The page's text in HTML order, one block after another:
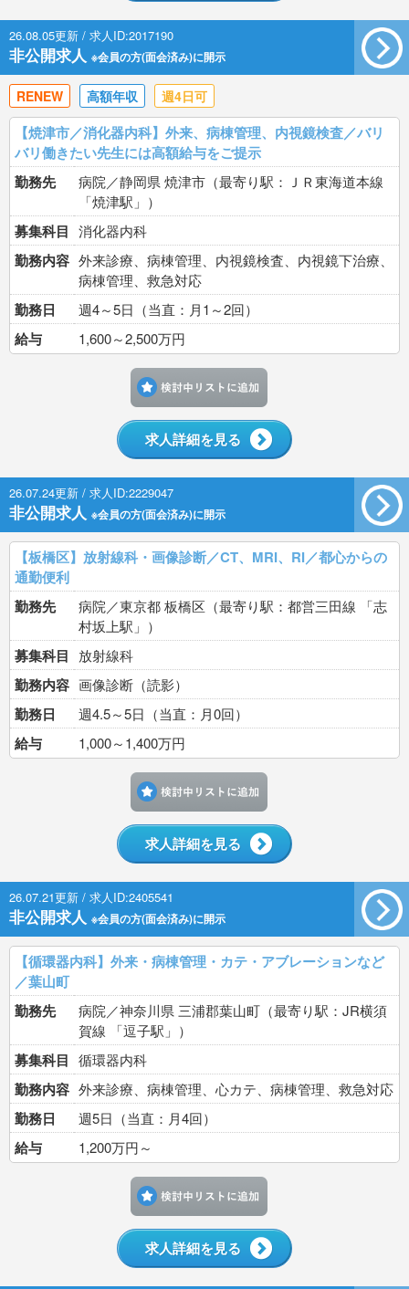
26.08.05更新 / 求人ID:2017190
非公開求人 ※会員の方(面会済み)に開示
RENEW 高額年収 週4日可
【焼津市／消化器内科】外来、病棟管理、内視鏡検査／バリ
バリ働きたい先生には高額給与をご提示
勤務先
病院／静岡県 焼津市（最寄り駅：ＪＲ東海道本線
「焼津駅」）
募集科目 消化器内科
勤務内容 外来診療、病棟管理、内視鏡検査、内視鏡下治療、
病棟管理、救急対応
勤務日 週4～5日（当直：月1～2回）
給与 1,600～2,500万円
求人詳細を見る
26.07.24更新 / 求人ID:2229047
非公開求人 ※会員の方(面会済み)に開示
【板橋区】放射線科・画像診断／CT、MRI、RI／都心からの
通勤便利
勤務先
病院／東京都 板橋区（最寄り駅：都営三田線 「志
村坂上駅」）
募集科目 放射線科
勤務内容 画像診断（読影）
勤務日 週4.5～5日（当直：月0回）
給与 1,000～1,400万円
求人詳細を見る
26.07.21更新 / 求人ID:2405541
非公開求人 ※会員の方(面会済み)に開示
【循環器内科】外来・病棟管理・カテ・アブレーションなど
／葉山町
勤務先
病院／神奈川県 三浦郡葉山町（最寄り駅：JR横須
賀線 「逗子駅」）
募集科目 循環器内科
勤務内容 外来診療、病棟管理、心カテ、病棟管理、救急対応
勤務日 週5日（当直：月4回）
給与 1,200万円～
求人詳細を見る